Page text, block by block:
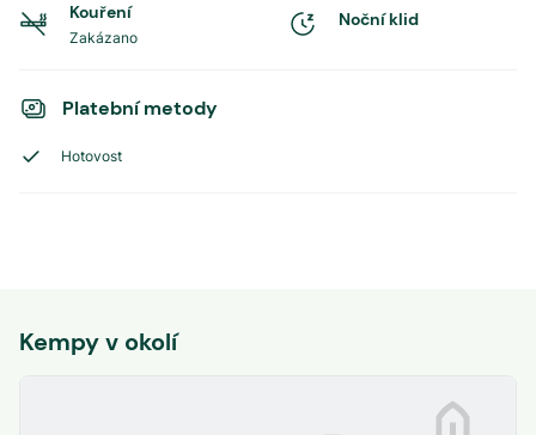
Kouření
Zakázano
Noční klid
Platební metody
Hotovost
Kempy v okolí